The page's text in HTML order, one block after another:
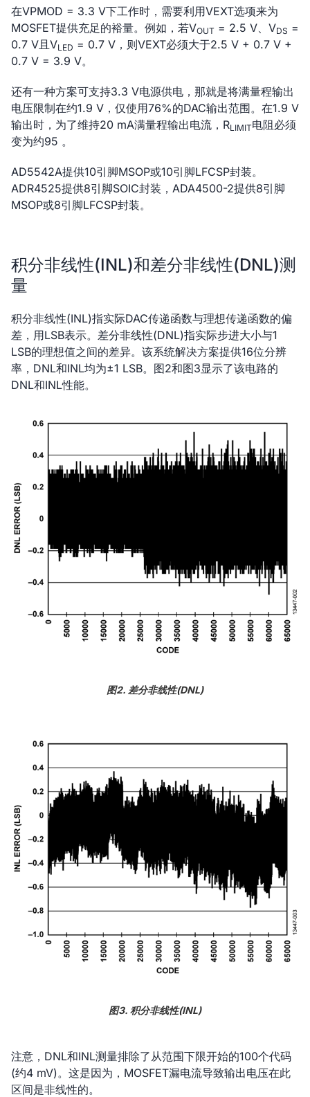
在VPMOD = 3.3 V下工作时，需要利用VEXT选项来为
MOSFET提供充足的裕量。例如，若VOUT = 2.5 V、VDS =
0.7 V且VLED = 0.7 V，则VEXT必须大于2.5 V + 0.7 V +
0.7 V = 3.9 V。
还有一种方案可支持3.3 V电源供电，那就是将满量程输出
电压限制在约1.9 V，仅使用76%的DAC输出范围。在1.9 V
输出时，为了维持20 mA满量程输出电流，RLIMIT电阻必须
变为约95 。
AD5542A提供10引脚MSOP或10引脚LFCSP封装。
ADR4525提供8引脚SOIC封装，ADA4500-2提供8引脚
MSOP或8引脚LFCSP封装。
积分非线性(INL)和差分非线性(DNL)测
量
积分非线性(INL)指实际DAC传递函数与理想传递函数的偏
差，用LSB表示。差分非线性(DNL)指实际步进大小与1
LSB的理想值之间的差异。该系统解决方案提供16位分辨
率，DNL和INL均为±1 LSB。图2和图3显示了该电路的
DNL和INL性能。
图2. 差分非线性(DNL)
图3. 积分非线性(INL)
注意，DNL和INL测量排除了从范围下限开始的100个代码
(约4 mV)。这是因为，MOSFET漏电流导致输出电压在此
区间是非线性的。